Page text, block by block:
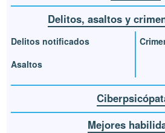
Delitos, asaltos y
Delitos notificados
Asaltos
Mejores